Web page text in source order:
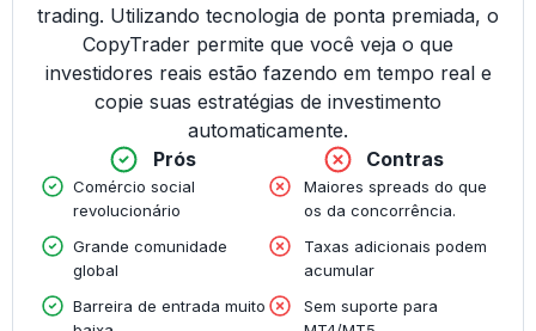
trading. Utilizando tecnologia de ponta premiada, o
CopyTrader permite que você veja o que
investidores reais estão fazendo em tempo real e
copie suas estratégias de investimento
automaticamente.
Prós
Comércio social
revolucionário
Grande comunidade
global
Barreira de entrada muito
Contras
Maiores spreads do que
os da concorrência.
Taxas adicionais podem
acumular
Sem suporte para